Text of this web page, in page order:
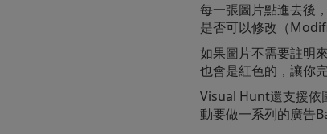
每一張圖片點進去後
是否可以修改（
如果圖片不需要註明
也會是紅色的，讓你
Visual Hunt還支援依
動要做一系列的廣告